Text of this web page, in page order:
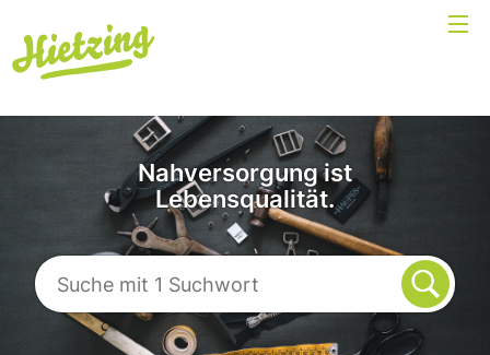
Nahversorgung ist
Lebensqualität.